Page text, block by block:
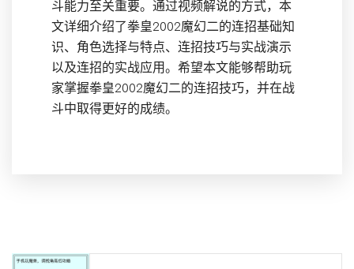
斗能力至关重要。通过视频解说的方式，本
文详细介绍了拳皇2002魔幻二的连招基础知
识、角色选择与特点、连招技巧与实战演示
以及连招的实战应用。希望本文能够帮助玩
家掌握拳皇2002魔幻二的连招技巧，并在战
斗中取得更好的成绩。